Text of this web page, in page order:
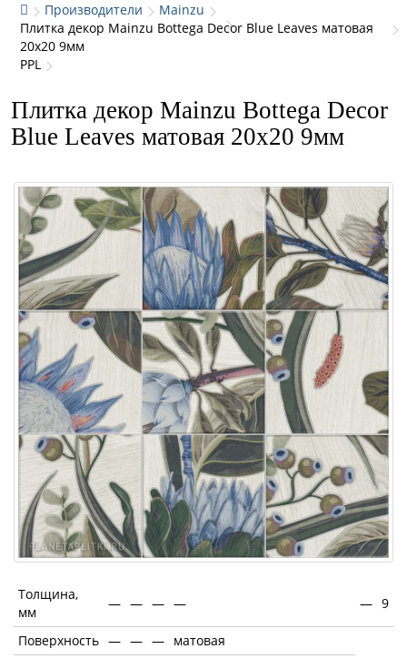
Производители
Mainzu
Плитка декор Mainzu Bottega Decor Blue Leaves матовая
20x20 9мм
PPL
Плитка декор Mainzu Bottega Decor
Blue Leaves матовая 20x20 9мм
Толщина,
мм
— — — — — 9
Поверхность — — — матовая